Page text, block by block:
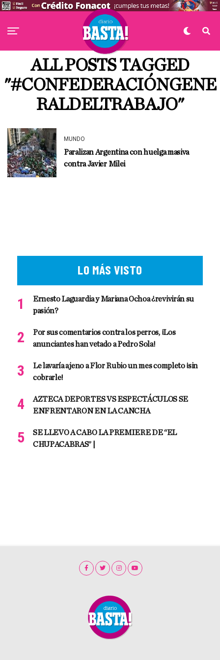
ALL POSTS TAGGED
"#CONFEDERACIÓNGENE
RALDELTRABAJO"
MUNDO
Paralizan Argentina con huelga masiva
contra Javier Milei
LO MÁS VISTO
Ernesto Laguardia y Mariana Ochoa ¿revivirán su
pasión?
Por sus comentarios contra los perros, ¡Los
anunciantes han vetado a Pedro Sola!
Le lavaría ajeno a Flor Rubio un mes completo ¡sin
cobrarle!
AZTECA DEPORTES VS ESPECTÁCULOS SE
ENFRENTARON EN LA CANCHA
SE LLEVO A CABO LA PREMIERE DE “EL
CHUPACABRAS” |